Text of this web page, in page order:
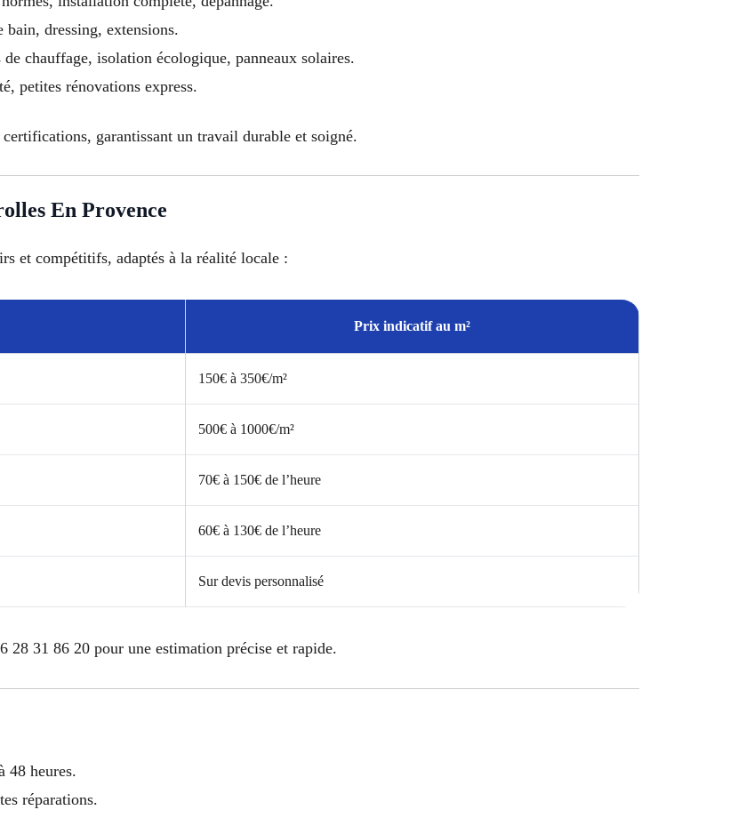
bain, dressing, extensions.
chauffage, isolation écologique, panneaux solaires.
petites rénovations express.
garantissant un travail durable et soigné.
En Provence
et compétitifs, adaptés à la réalité locale :
Prix indicatif au m²
150€ à 350€/m²
500€ à 1000€/m²
70€ à 150€ de l’heure
60€ à 130€ de l’heure
Sur devis personnalisé
28 31 86 20 pour une estimation précise et rapide.
48 heures.
réparations.